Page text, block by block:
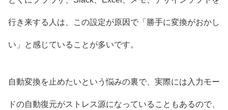
行き来する人は、この設定が原因で「勝手に変換がおかし
い」と感じていることが多いです。
自動変換を止めたいという悩みの裏で、実際には入力モー
ドの自動復元がストレス源になっていることもあるので、